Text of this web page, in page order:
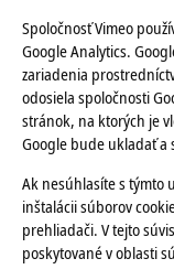
Spoločnosť Vimeo
Google Analytics.
zariadenia
odosiela spoločnosti
stránok, na ktorých je
Google bude ukladať a
Ak nesúhlasíte s týmto
inštalácii súborov
prehliadači. V tejto
poskytované v oblasti